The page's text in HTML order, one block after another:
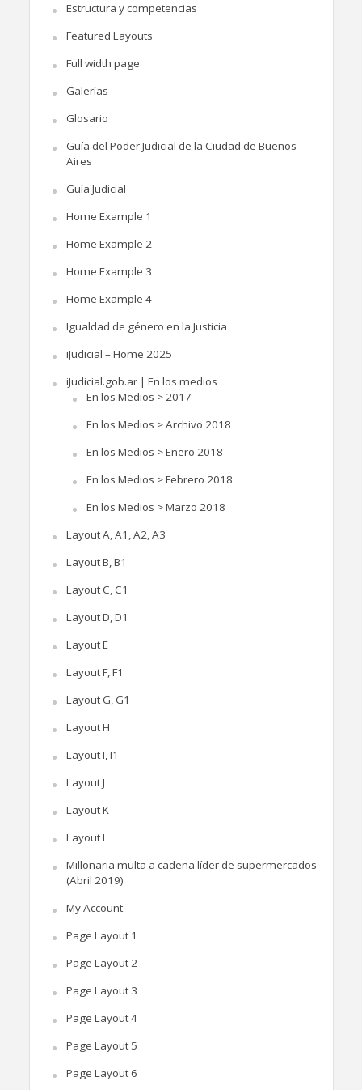
Estructura y competencias
Featured Layouts
Full width page
Galerías
Glosario
Guía del Poder Judicial de la Ciudad de Buenos
Aires
Guía Judicial
Home Example 1
Home Example 2
Home Example 3
Home Example 4
Igualdad de género en la Justicia
iJudicial – Home 2025
iJudicial.gob.ar | En los medios
En los Medios > 2017
En los Medios > Archivo 2018
En los Medios > Enero 2018
En los Medios > Febrero 2018
En los Medios > Marzo 2018
Layout A, A1, A2, A3
Layout B, B1
Layout C, C1
Layout D, D1
Layout E
Layout F, F1
Layout G, G1
Layout H
Layout I, I1
Layout J
Layout K
Layout L
Millonaria multa a cadena líder de supermercados
(Abril 2019)
My Account
Page Layout 1
Page Layout 2
Page Layout 3
Page Layout 4
Page Layout 5
Page Layout 6